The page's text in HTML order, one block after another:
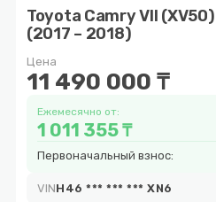
Toyota Camry VII
(2017 – 2018)
Цена
11 490 000 ₸
Ежемесячно от:
1 011 355 ₸
Первоначальный взнос:
VINH46 *** *** *** XN6